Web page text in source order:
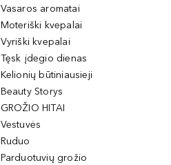
Vasaros aromatai
Moteriški kvepalai
Vyriški kvepalai
Tęsk įdegio dienas
Kelionių būtiniausieji
Beauty Storys
GROŽIO HITAI
Vestuvės
Ruduo
Parduotuvių grožio